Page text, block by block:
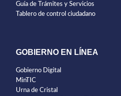
Guía de Trámites y Servicios
Tablero de control ciudadano
GOBIERNO EN LÍNEA
Gobierno Digital
MinTIC
Urna de Cristal